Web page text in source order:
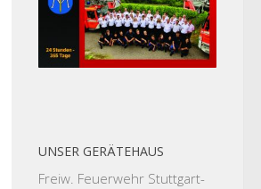
UNSER GERÄTEHAUS
Freiw. Feuerwehr Stuttgart-